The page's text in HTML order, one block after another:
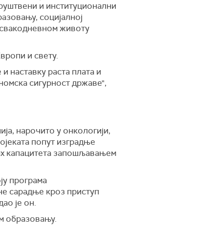
и институционални
социјалној
животу
и свету.
наставку раста плата и
сигурност државе",
нарочито у онкологији,
попут изградње
капацитета запошљавањем
програма
сарадње кроз приступ
је он.
образовању.